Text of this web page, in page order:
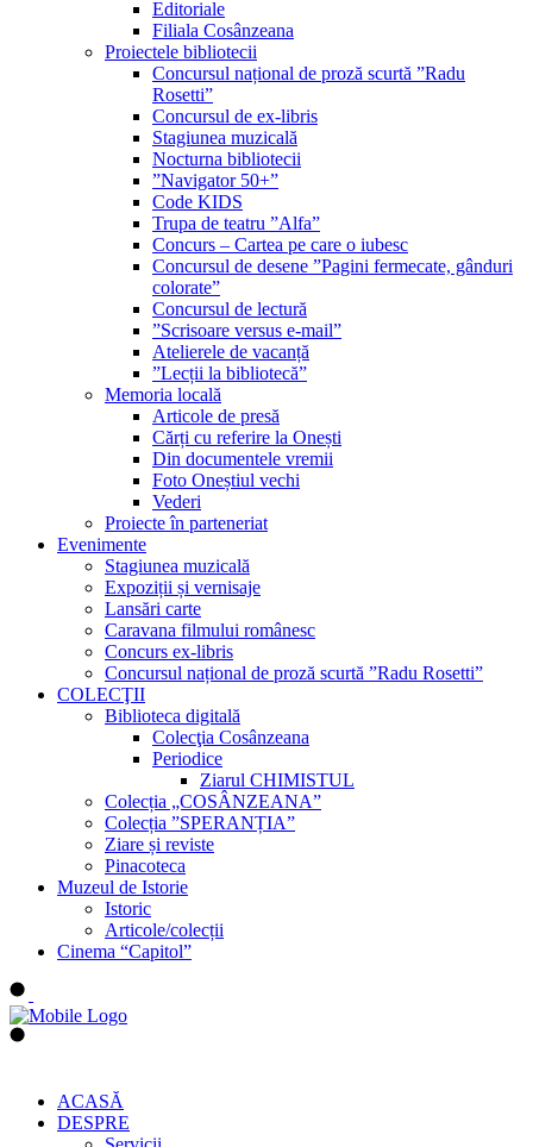
Editoriale
Filiala Cosânzeana
Proiectele bibliotecii
Concursul național de proză scurtă ”Radu
Rosetti”
Concursul de ex-libris
Stagiunea muzicală
Nocturna bibliotecii
”Navigator 50+”
Code KIDS
Trupa de teatru ”Alfa”
Concurs – Cartea pe care o iubesc
Concursul de desene ”Pagini fermecate, gânduri
colorate”
Concursul de lectură
”Scrisoare versus e-mail”
Atelierele de vacanță
”Lecții la bibliotecă”
Memoria locală
Articole de presă
Cărți cu referire la Onești
Din documentele vremii
Foto Oneștiul vechi
Vederi
Proiecte în parteneriat
Evenimente
Stagiunea muzicală
Expoziții și vernisaje
Lansări carte
Caravana filmului românesc
Concurs ex-libris
Concursul național de proză scurtă ”Radu Rosetti”
COLECŢII
Biblioteca digitală
Colecţia Cosânzeana
Periodice
Ziarul CHIMISTUL
Colecția „COSÂNZEANA”
Colecția ”SPERANȚIA”
Ziare și reviste
Pinacoteca
Muzeul de Istorie
Istoric
Articole/colecții
Cinema “Capitol”
ACASĂ
DESPRE